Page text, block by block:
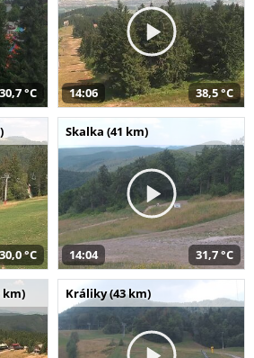
30,7 °C 14:06 38,5 °C
30,0 °C
Skalka (41 km)
14:04 31,7 °C
km) Králiky (43 km)